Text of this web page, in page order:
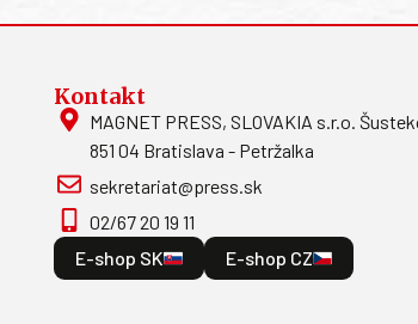
Kontakt
MAGNET PRESS, SLOVAKIA s.r.o.
851 04 Bratislava - Petržalka
sekretariat@press.sk
02/67 20 19 11
E-shop SK
E-shop CZ